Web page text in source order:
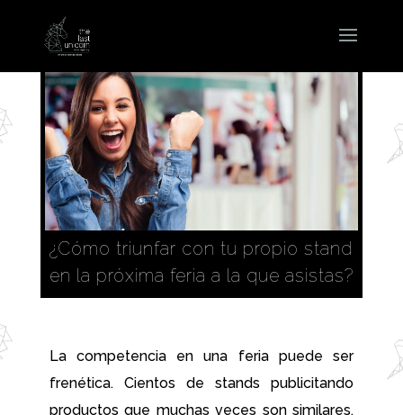
¿Cómo triunfar con tu propio stand
en la próxima feria a la que asistas?
La competencia en una feria puede ser
frenética. Cientos de stands publicitando
productos que muchas veces son similares,